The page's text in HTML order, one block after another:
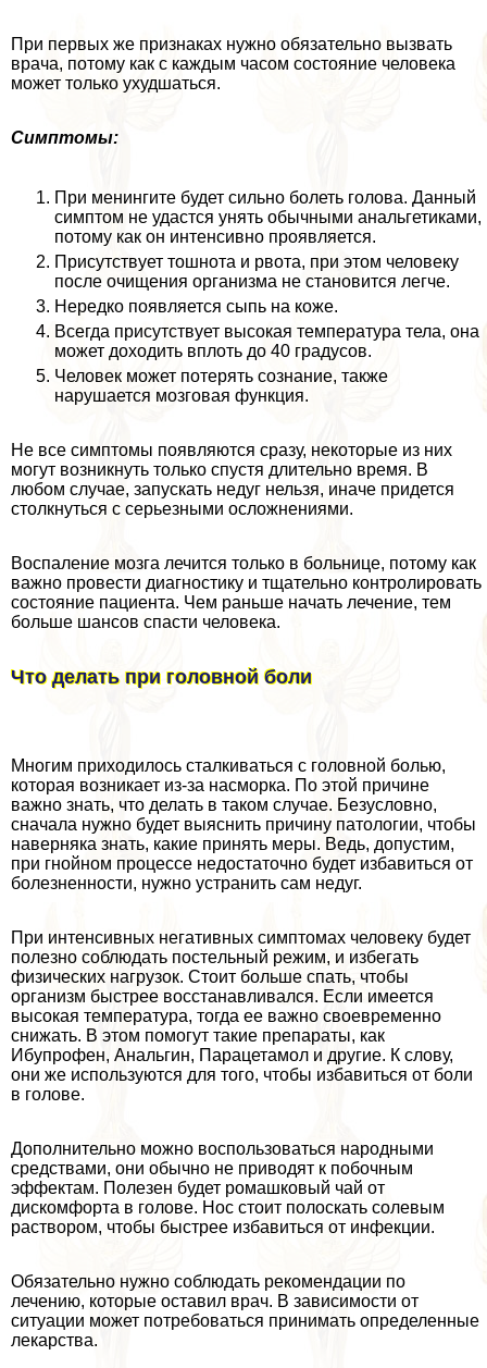
При первых же признаках нужно обязательно вызвать
врача, потому как с каждым часом состояние человека
может только ухудшаться.
Симптомы:
При менингите будет сильно болеть голова. Данный
симптом не удастся унять обычными aнaльгетиками,
потому как он интенсивно проявляется.
Присутствует тошнота и рвота, при этом человеку
после очищения организма не становится легче.
Нередко появляется сыпь на коже.
Всегда присутствует высокая температура тела, она
может доходить вплоть до 40 градусов.
Человек может потерять сознание, также
нарушается мозговая функция.
Не все симптомы появляются сразу, некоторые из них
могут возникнуть только спустя длительно время. В
любом случае, запускать недуг нельзя, иначе придется
столкнуться с серьезными осложнениями.
Воспаление мозга лечится только в больнице, потому как
важно провести диагностику и тщательно контролировать
состояние пациента. Чем раньше начать лечение, тем
больше шансов спасти человека.
Что делать при головной боли
Многим приходилось сталкиваться с головной болью,
которая возникает из-за насморка. По этой причине
важно знать, что делать в таком случае. Безусловно,
сначала нужно будет выяснить причину патологии, чтобы
наверняка знать, какие принять меры. Ведь, допустим,
при гнойном процессе недостаточно будет избавиться от
болезненности, нужно устранить сам недуг.
При интенсивных негативных симптомах человеку будет
полезно соблюдать пocтeльный режим, и избегать
физических нагрузок. Стоит больше спать, чтобы
организм быстрее восстанавливался. Если имеется
высокая температура, тогда ее важно своевременно
снижать. В этом помогут такие препараты, как
Ибупрофен, Анальгин, Парацетамол и другие. К слову,
они же используются для того, чтобы избавиться от боли
в голове.
Дополнительно можно воспользоваться народными
средствами, они обычно не приводят к побочным
эффектам. Полезен будет ромашковый чай от
дискомфорта в голове. Нос стоит полоскать солевым
раствором, чтобы быстрее избавиться от инфекции.
Обязательно нужно соблюдать рекомендации по
лечению, которые оставил врач. В зависимости от
ситуации может потребоваться принимать определенные
лекарства.